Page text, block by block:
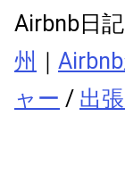
Airbnb日記
州 ｜
ャー / 出